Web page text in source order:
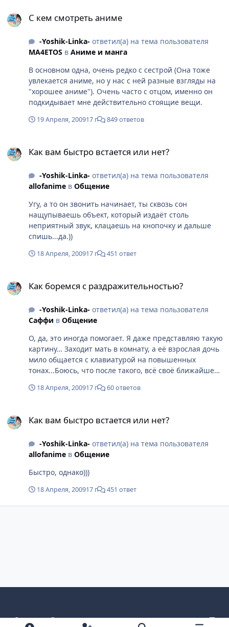
С кем смотреть аниме
-Yoshik-Linka-ответил(а) на тема пользователя
MA4ETOS в Аниме и манга
В основном одна, очень редко с сестрой (Она тоже
увлекается аниме, но у нас с ней разные взгляды на
"хорошее аниме"). Очень часто с отцом, именно он
подкидывает мне действительно стоящие вещи.
19 Апреля, 200917 г 849 ответов
Как вам быстро встается или нет?
-Yoshik-Linka-ответил(а) на тема пользователя
allofanime в Общение
Угу, а то он звонить начинает, ты сквозь сон
нащупываешь объект, который издаёт столь
неприятный звук, клацаешь на кнопочку и дальше
спишь...да.))
18 Апреля, 200917 г 451 ответ
Как боремся с раздражительностью?
-Yoshik-Linka-ответил(а) на тема пользователя
Саффи в Общение
О, да, это иногда помогает. Я даже представляю такую
картину… Заходит мать в комнату, а её взрослая дочь
мило общается с клавиатурой на повышенных
тонах...Боюсь, что после такого, всё своё ближайшее
стенах и смирительной рубашке...)))
18 Апреля, 200917 г 60 ответов
Как вам быстро встается или нет?
-Yoshik-Linka-ответил(а) на тема пользователя
allofanime в Общение
Быстро, однако)))
18 Апреля, 200917 г 451 ответ
Светлый режим
Темный режим
Как в системе
v